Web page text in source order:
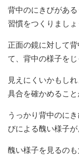
背中のにきびがあ
習慣をつくりましょ
正面の鏡に対して
て、背中の様子をじ
見えにくいかもし
具合を確かめること
うっかり背中のに
びによる醜い様子が
醜い様子を見るのも